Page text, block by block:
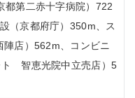
都第二赤十字病院）722
（京都府庁）350m、ス
陣店）562m、コンビニ
ト 智恵光院中立売店）5